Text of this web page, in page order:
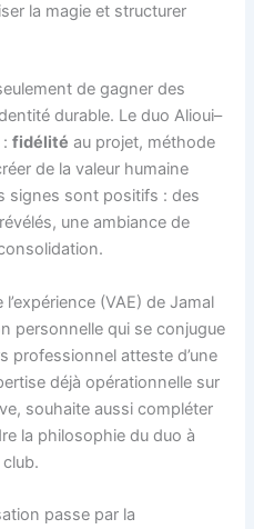
la magie et structurer
de gagner des
durable. Le duo Alioui–
:fidélité au projet, méthode
de la valeur humaine
signes sont positifs : des
une ambiance de
(VAE) de Jamal
personnelle qui se conjugue
professionnel atteste d’une
déjà opérationnelle sur
souhaite aussi compléter
la philosophie du duo à
passe par la